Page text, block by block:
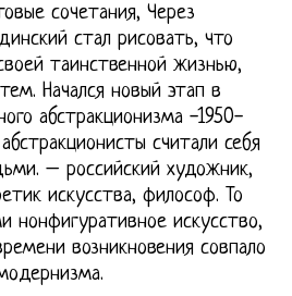
сочетания, Через
стал рисовать, что
таинственной жизнью,
Начался новый этап в
абстракционизма -1950-
считали себя
– российский художник,
искусства, философ. То
нонфигуративное искусство,
возникновения совпало